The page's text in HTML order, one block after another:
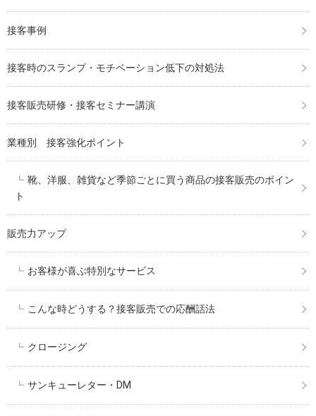
接客事例
接客時のスランプ・モチベーション低下の対処法
接客販売研修・接客セミナー講演
業種別 接客強化ポイント
靴、洋服、雑貨など季節ごとに買う商品の接客販売のポイン
ト
販売力アップ
お客様が喜ぶ特別なサービス
こんな時どうする？接客販売での応酬話法
クロージング
サンキューレター・DM